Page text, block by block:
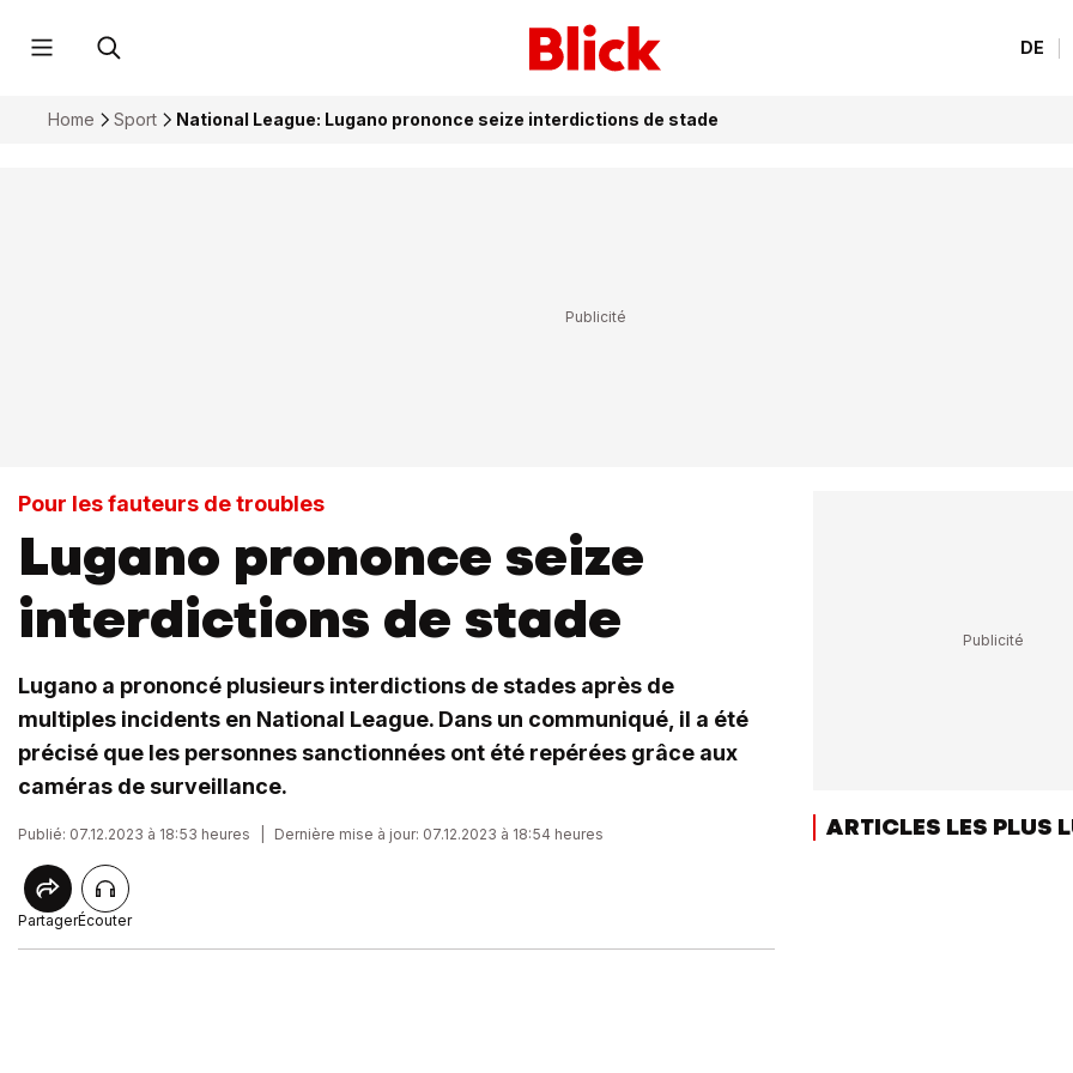
DE
Home Sport National League: Lugano prononce seize interdictions de stade
Pour les fauteurs de troubles
Lugano prononce seize
interdictions de stade
Lugano a prononcé plusieurs interdictions de stades après de
multiples incidents en National League. Dans un communiqué, il a été
précisé que les personnes sanctionnées ont été repérées grâce aux
caméras de surveillance.
Publié: 07.12.2023 à 18:53 heures Dernière mise à jour: 07.12.2023 à 18:54 heures
PartagerÉcouter
ARTICLES LES PLUS